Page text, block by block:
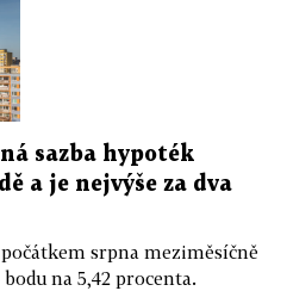
sazba hypoték
a je nejvýše za dva
srpna meziměsíčně
na 5,42 procenta.